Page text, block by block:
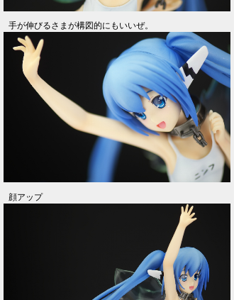
手が伸びるさまが構図的にもいいぜ。
顔アップ